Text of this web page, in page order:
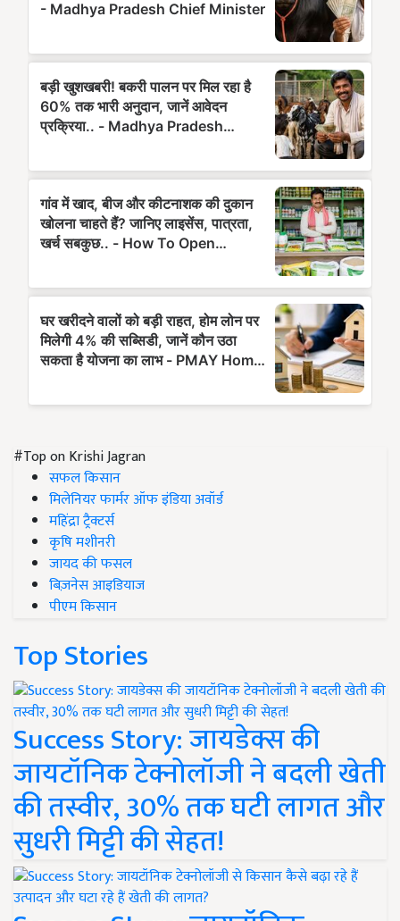
#Top on Krishi Jagran
सफल किसान
मिलेनियर फार्मर ऑफ इंडिया अवॉर्ड
महिंद्रा ट्रैक्टर्स
कृषि मशीनरी
जायद की फसल
बिज़नेस आइडियाज
पीएम किसान
Top Stories
Success Story: जायडेक्स की
जायटॉनिक टेक्नोलॉजी ने बदली खेती
की तस्वीर, 30% तक घटी लागत और
सुधरी मिट्टी की सेहत!